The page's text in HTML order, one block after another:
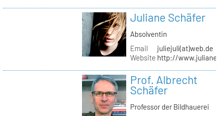
Juliane Schäfer
Absolventin
Email
juliejuli(at)web.de
Website http://
Prof. Albrecht
Schäfer
Professor der Bildhauerei